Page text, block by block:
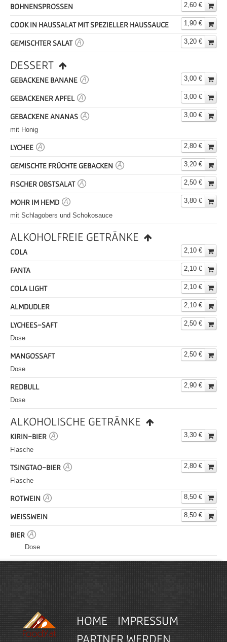
BOHNENSPROSSEN 2,60 €
COOK IN HAUSSALAT MIT SPEZIELLER HAUSSAUCE 1,90 €
GEMISCHTER SALAT A 3,20 €
DESSERT
GEBACKENE BANANE A 3,00 €
GEBACKENER APFEL A 3,00 €
GEBACKENE ANANAS A
3,00 €
mit Honig
LYCHEE A 2,80 €
GEMISCHTE FRÜCHTE GEBACKEN A 3,20 €
FISCHER OBSTSALAT A 2,50 €
MOHR IM HEMD A
3,80 €
mit Schlagobers und Schokosauce
ALKOHOLFREIE GETRÄNKE
COLA 2,10 €
FANTA 2,10 €
COLA LIGHT 2,10 €
ALMDUDLER 2,10 €
LYCHEES-SAFT
2,50 €
Dose
MANGOSSAFT
2,50 €
Dose
REDBULL
2,90 €
Dose
ALKOHOLISCHE GETRÄNKE
KIRIN-BIER A
3,30 €
Flasche
TSINGTAO-BIER A
2,80 €
Flasche
ROTWEIN A 8,50 €
WEISSWEIN 8,50 €
BIER A
Dose
HOME
IMPRESSUM
PARTNER WERDEN